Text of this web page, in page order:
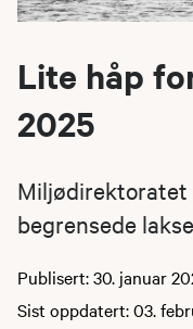
Lite håp
2025
Miljødirektoratet
begrensede
Publisert: 30. januar
Sist oppdatert: 03.